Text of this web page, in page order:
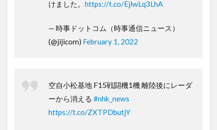
けました。 https://t.co/EjlwLq3LhA
— 時事ドットコム（時事通信ニュース）
(@jijicom) February 1, 2022
空自小松基地 F15戦闘機1機 離陸後にレーダ
ーから消える #nhk_news
https://t.co/ZXTPDbutjY